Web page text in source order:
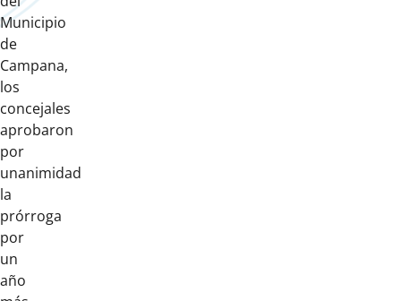
Municipio
de
Campana,
los
concejales
aprobaron
por
unanimidad
la
prórroga
por
un
año